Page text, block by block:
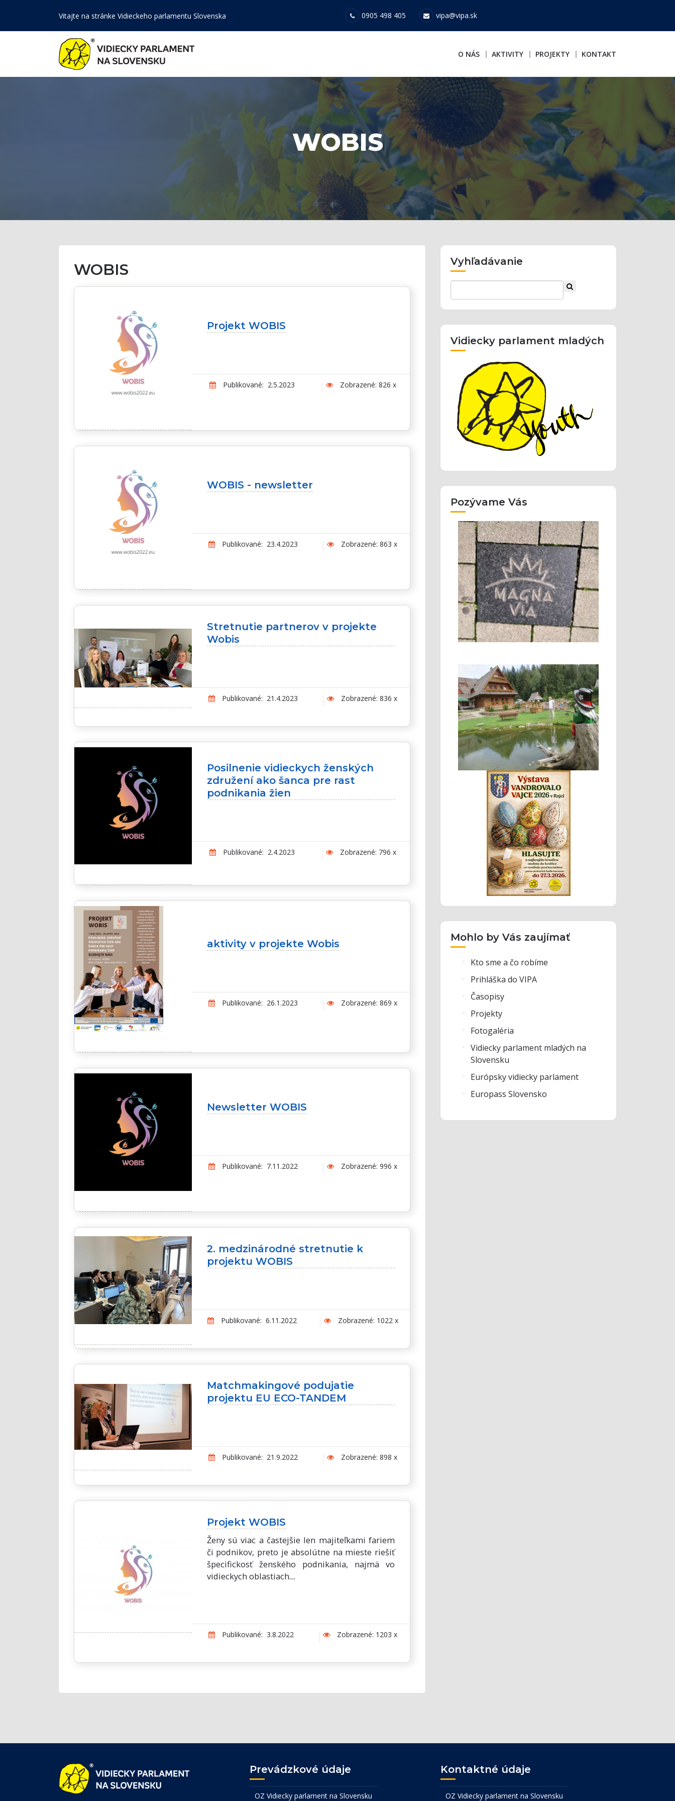
Vitajte na stránke Vidieckeho parlamentu Slovenska 0905 498 405 vipa@vipa.sk
O NÁS AKTIVITY PROJEKTY KONTAKT
WOBIS
WOBIS
Projekt WOBIS
Publikované: 2.5.2023 Zobrazené: 826 x
WOBIS - newsletter
Publikované: 23.4.2023 Zobrazené: 863 x
Stretnutie partnerov v projekte
Wobis
Publikované: 21.4.2023 Zobrazené: 836 x
Posilnenie vidieckych ženských
združení ako šanca pre rast
podnikania žien
Publikované: 2.4.2023 Zobrazené: 796 x
aktivity v projekte Wobis
Publikované: 26.1.2023 Zobrazené: 869 x
Newsletter WOBIS
Publikované: 7.11.2022 Zobrazené: 996 x
2. medzinárodné stretnutie k
projektu WOBIS
Publikované: 6.11.2022 Zobrazené: 1022 x
Matchmakingové podujatie
projektu EU ECO-TANDEM
Publikované: 21.9.2022 Zobrazené: 898 x
Projekt WOBIS
Ženy sú viac a častejšie len majiteľkami fariem
či podnikov, preto je absolútne na mieste riešiť
špecifickosť ženského podnikania, najmä vo
vidieckych oblastiach....
Publikované: 3.8.2022 Zobrazené: 1203 x
Vyhľadávanie
Vidiecky parlament mladých
Pozývame Vás
Mohlo by Vás zaujímať
Kto sme a čo robíme
Prihláška do VIPA
Časopisy
Projekty
Fotogaléria
Vidiecky parlament mladých na
Slovensku
Európsky vidiecky parlament
Europass Slovensko
Prevádzkové údaje
OZ Vidiecky parlament na Slovensku
Kontaktné údaje
OZ Vidiecky parlament na Slovensku